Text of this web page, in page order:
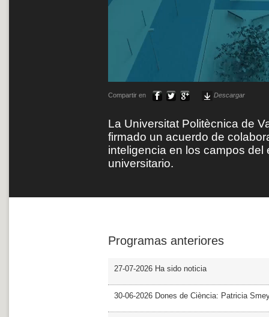
Compartir en Descargar
La Universitat Politècnica de
firmado un acuerdo de
inteligencia en los campos
universitario.
Programas anteriores
27-07-2026 Ha sido noticia
30-06-2026 Dones de Ciència: Patricia